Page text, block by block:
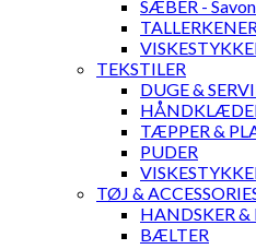
SÆBER -
TEKSTILER
DUGE &
TÆPPER &
PUDER
TØJ &
HANDSKER &
BÆLTER